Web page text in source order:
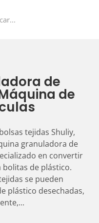
de
de
tejidas Shuliy,
granuladora de
en convertir
bolitas de plástico.
se pueden
plástico desechadas,